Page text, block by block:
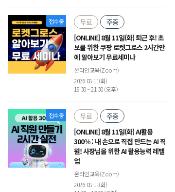
접수중 무료
주중
[ONLINE] 8월 11일(화) 퇴근 후! 초
보를 위한 쿠팡 로켓그로스 2시간만
에 알아보기 무료세미나
온라인교육(Zoom)
2026-08-11(화)
19:30 ~ 21:30 (오후)
접수중 무료
주중
[ONLINE] 8월 11일(화) AI활용
300% : 내 손으로 직접 만드는 AI 직
원! 사장님을 위한 AI 활용능력 레벨
업
온라인교육(Zoom)
2026-08-11(화)